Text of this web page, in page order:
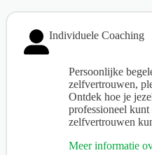
Individuele Coaching
Persoonlijke
zelfvertrouwen,
Ontdek hoe je
professioneel
zelfvertrouwen
Meer informatie